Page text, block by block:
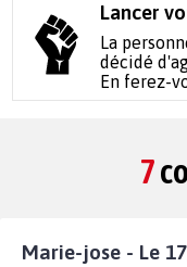
Lancer
La
décidé
En ferez-
7
Marie-jose - Le